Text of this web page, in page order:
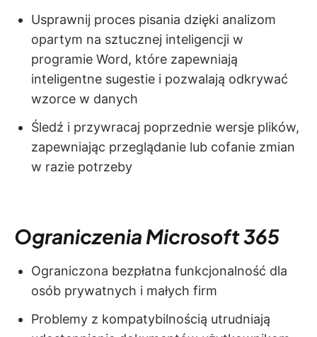
Usprawnij proces pisania dzięki analizom
opartym na sztucznej inteligencji w
programie Word, które zapewniają
inteligentne sugestie i pozwalają odkrywać
wzorce w danych
Śledź i przywracaj poprzednie wersje plików,
zapewniając przeglądanie lub cofanie zmian
w razie potrzeby
Ograniczenia Microsoft 365
Ograniczona bezpłatna funkcjonalność dla
osób prywatnych i małych firm
Problemy z kompatybilnością utrudniają